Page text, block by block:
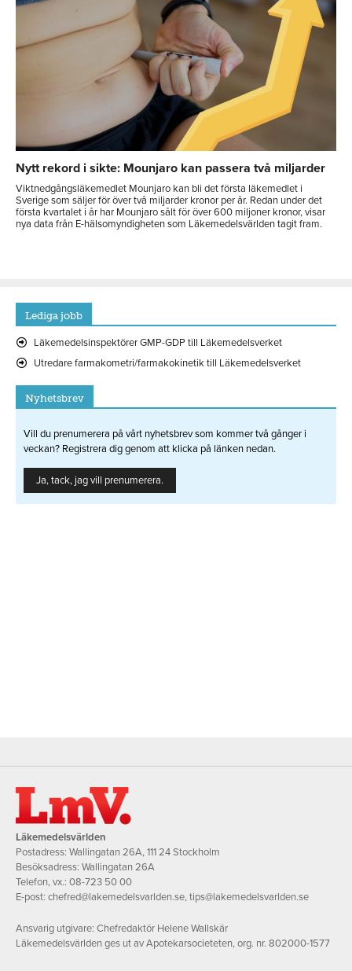
Nytt rekord i sikte: Mounjaro kan passera två miljarder
Viktnedgångsläkemedlet Mounjaro kan bli det första läkemedlet i
Sverige som säljer för över två miljarder kronor per år. Redan under det
första kvartalet i år har Mounjaro sålt för över 600 miljoner kronor, visar
nya data från E-hälsomyndigheten som Läkemedelsvärlden tagit fram.
Lediga jobb
Läkemedelsinspektörer GMP-GDP till Läkemedelsverket
Utredare farmakometri/farmakokinetik till Läkemedelsverket
Nyhetsbrev
Vill du prenumerera på vårt nyhetsbrev som kommer två gånger i
veckan? Registrera dig genom att klicka på länken nedan.
Ja, tack, jag vill prenumerera.
Läkemedelsvärlden
Postadress: Wallingatan 26A, 111 24 Stockholm
Besöksadress: Wallingatan 26A
Telefon, vx.: 08-723 50 00
E-post: chefred@lakemedelsvarlden.se,tips@lakemedelsvarlden.se
Ansvarig utgivare: Chefredaktör Helene Wallskär
Läkemedelsvärlden ges ut av Apotekarsocieteten, org. nr. 802000-1577